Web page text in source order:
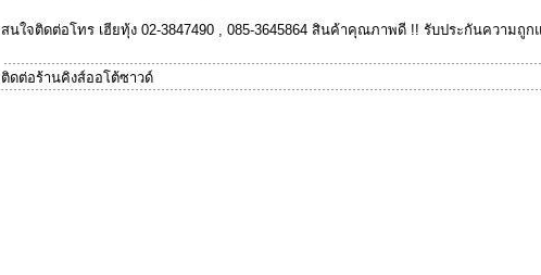
สนใจติดต่อโทร เฮียทุ้ง 02-3847490 , 085-3645864 สินค้าคุณภาพดี !! รับประกันความถู
ติดต่อร้านคิงส์ออโต้ซาวด์